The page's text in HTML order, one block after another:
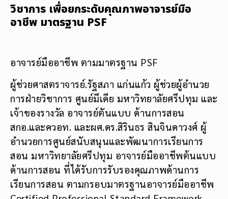
วิชาการ เพื่อยกระดับคุณภาพอาจารย์มือ
อาชีพ มาตรฐาน PSF
อาจารย์มืออาชีพ ตามมาตรฐาน PSF
ผู้ช่วยศาสตราจารย์.รัฐสภา แก่นแก้ว ผู้ช่วยผู้อำนวย
การฝ่ายวิชาการ ศูนย์มีเดีย มหาวิทยาลัยศรีปทุม และ
เจ้าของรางวัล อาจารย์ตันแบบ ด้านการสอน
สกอ.และควอท. และผศ.ดร.สิรินธร​ สินจินดาวงศ์​ ผู้
อำนวยการศูนย์​สนับสนุน​และพัฒนาการเรียนการ
สอน มหาวิทยาลัยศรีปทุม อาจารย์มืออาชีพต้นแบบ
ด้านการสอน ที่ได้รับการรับรองคุณภาพด้านการ
เรียนการสอน ตามกรอบมาตรฐานอาจารย์มืออาชีพ